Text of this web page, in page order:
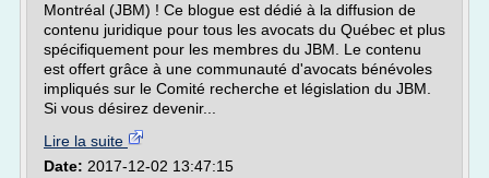
Montréal (JBM) ! Ce blogue est dédié à la diffusion de
contenu juridique pour tous les avocats du Québec et plus
spécifiquement pour les membres du JBM. Le contenu
est offert grâce à une communauté d'avocats bénévoles
impliqués sur le Comité recherche et législation du JBM.
Si vous désirez devenir...
Lire la suite
Date: 2017-12-02 13:47:15